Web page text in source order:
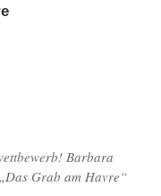
Barbara
Grab am Havre“